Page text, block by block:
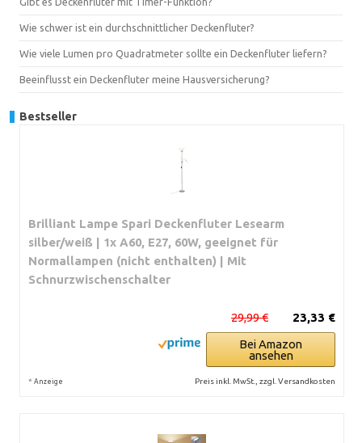
Wie schwer ist ein durchschnittlicher Deckenfluter?
Wie viele Lumen pro Quadratmeter sollte ein Deckenfluter liefern?
Beeinflusst ein Deckenfluter meine Hausversicherung?
Bestseller
Brilliant Lampe Spari Deckenfluter Lesearm
silber/weiß | 1x A60, E27, 60W, geeignet für
Normallampen (nicht enthalten) | Mit
Schnurzwischenschalter
23,33 €
29,99 €
Bei Amazon
ansehen
* Anzeige Preis inkl. MwSt., zzgl. Versandkosten